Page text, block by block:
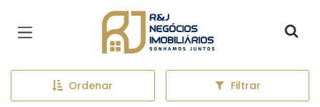
Página inicial
Ordenar Filtrar